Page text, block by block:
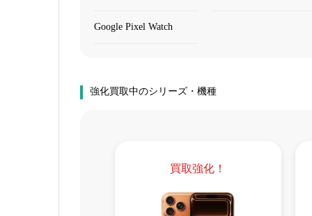
Google Pixel Watch
強化買取中のシリーズ・機種
買取強化！